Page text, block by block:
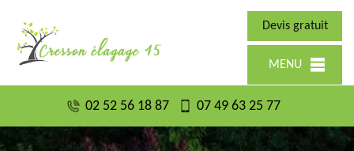
Devis gratuit
MENU
02 52 56 18 87 07 49 63 25 77